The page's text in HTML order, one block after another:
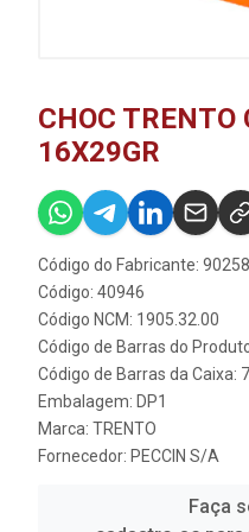
CHOC TRENTO
16X29GR
Código do Fabricante: 90258
Código: 40946
Código NCM: 1905.32.00
Código de Barras do
Código de Barras da Caixa:
Embalagem: DP1
Marca: TRENTO
Fornecedor: PECCIN S/A
Faça